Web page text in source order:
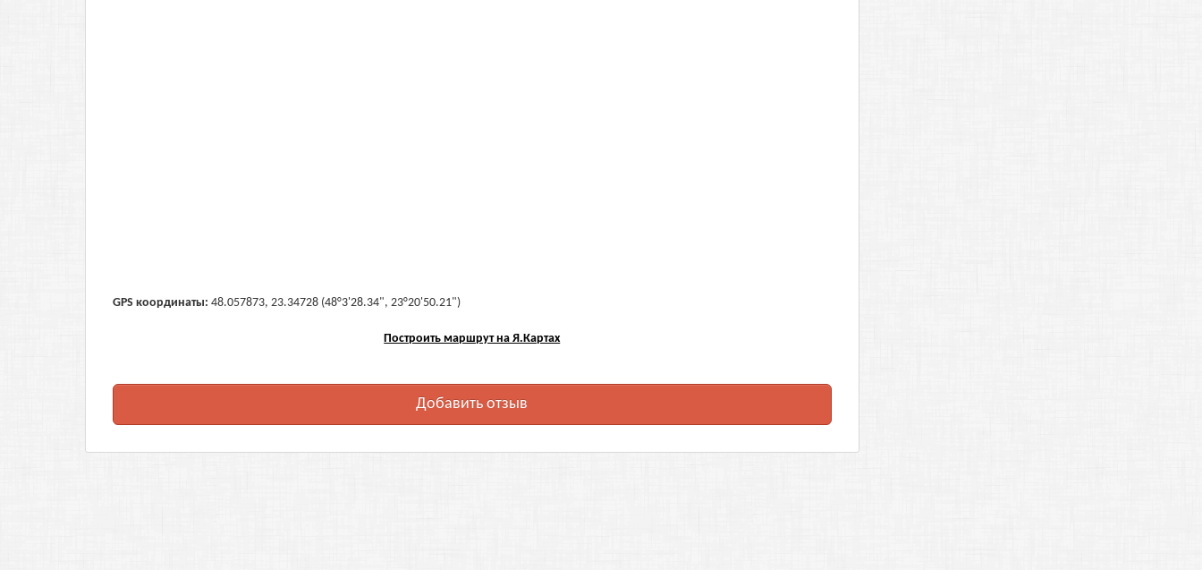
GPS координаты: 48.057873, 23.34728 (48°3'28.34", 23°20'50.21")
Построить маршрут на Я.Картах
Добавить отзыв